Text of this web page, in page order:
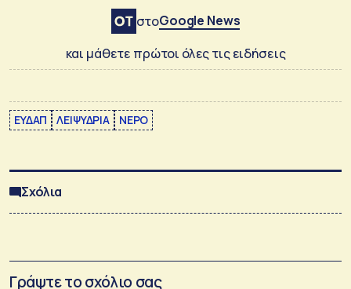
στοGoogle News
και μάθετε πρώτοι όλες τις ειδήσεις
ΕΥΔΑΠ ΛΕΙΨΥΔΡΙΑ ΝΕΡΟ
Σχόλια
Γράψτε το σχόλιο σας